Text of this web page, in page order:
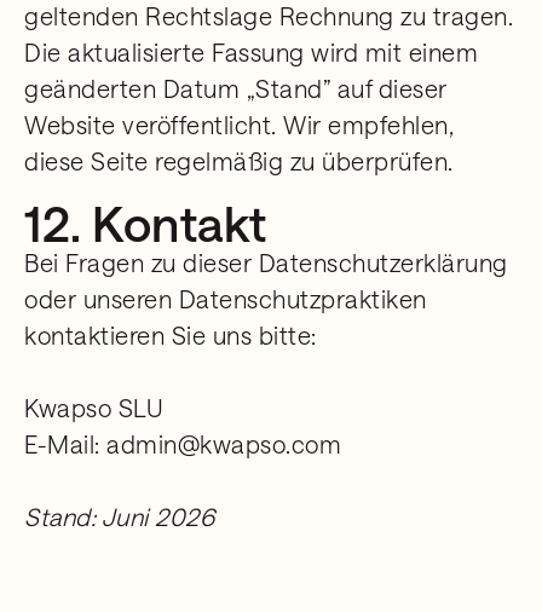
geltenden Rechtslage Rechnung zu tragen.
Die aktualisierte Fassung wird mit einem
geänderten Datum „Stand” auf dieser
Website veröffentlicht. Wir empfehlen,
diese Seite regelmäßig zu überprüfen.
12. Kontakt
Bei Fragen zu dieser Datenschutzerklärung
oder unseren Datenschutzpraktiken
kontaktieren Sie uns bitte:
Kwapso SLU
E-Mail: admin@kwapso.com
Stand: Juni 2026